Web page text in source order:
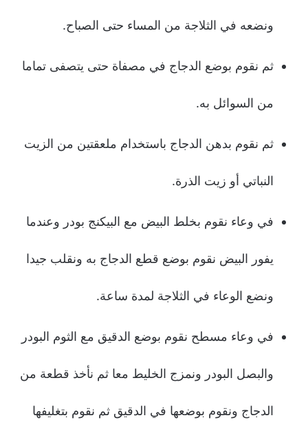
ونضعه في الثلاجة من المساء حتى الصباح.
ثم نقوم بوضع الدجاج في مصفاة حتى يتصفى تماما
من السوائل به.
ثم نقوم بدهن الدجاج باستخدام ملعقتين من الزيت
النباتي أو زيت الذرة.
في وعاء نقوم بخلط البيض مع البيكنج بودر وعندما
يفور البيض نقوم بوضع قطع الدجاج به ونقلب جيدا
ونضع الوعاء في الثلاجة لمدة ساعة.
في وعاء مسطح نقوم بوضع الدقيق مع الثوم البودر
والبصل البودر ونمزج الخليط معا ثم نأخذ قطعة من
الدجاج ونقوم بوضعها في الدقيق ثم نقوم بتغليفها